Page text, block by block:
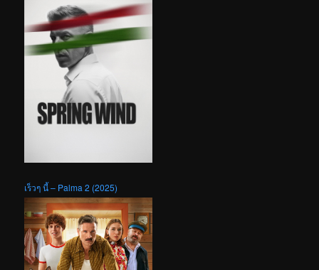
เร็วๆ นี้ – Palma 2 (2025)